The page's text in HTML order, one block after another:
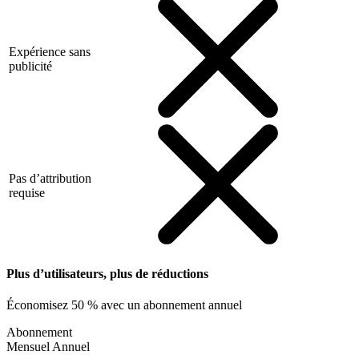
Expérience sans
publicité
Pas d’attribution
requise
Plus d’utilisateurs, plus de réductions
Économisez 50 % avec un abonnement annuel
Abonnement
Mensuel Annuel